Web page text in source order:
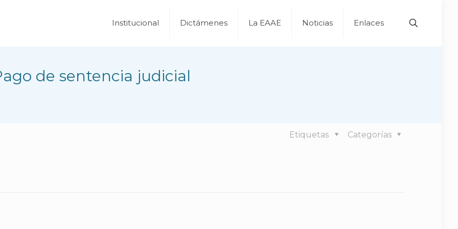
Institucional Dictámenes La EAAE Noticias Enlaces
de sentencia judicial
Categorías
Etiquetas